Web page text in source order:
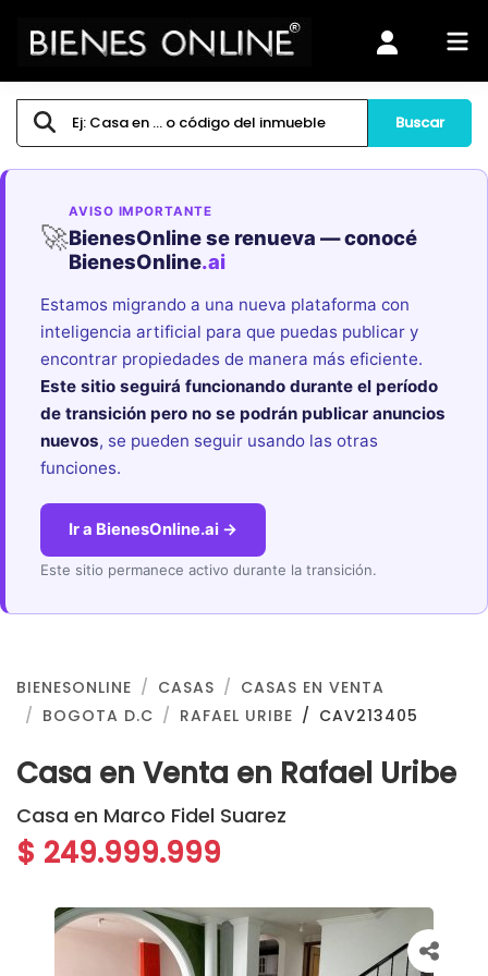
Buscar
🚀
AVISO IMPORTANTE
BienesOnline se renueva — conocé
BienesOnline.ai
Estamos migrando a una nueva plataforma con
inteligencia artificial para que puedas publicar y
encontrar propiedades de manera más eficiente.
Este sitio seguirá funcionando durante el período
de transición pero no se podrán publicar anuncios
nuevos, se pueden seguir usando las otras
funciones.
Ir a BienesOnline.ai →
Este sitio permanece activo durante la transición.
BIENESONLINE CASAS
CASAS EN VENTA
BOGOTA D.C
RAFAEL URIBE CAV213405
Casa en Venta en Rafael Uribe
Casa en Marco Fidel Suarez
$ 249.999.999